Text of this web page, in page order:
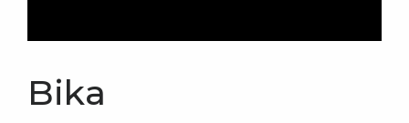
Bika